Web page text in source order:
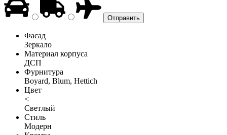
Фасад
Зеркало
Материал корпуса
ДСП
Фурнитура
Boyard, Blum, Hettich
Цвет
<
Светлый
Стиль
Модерн